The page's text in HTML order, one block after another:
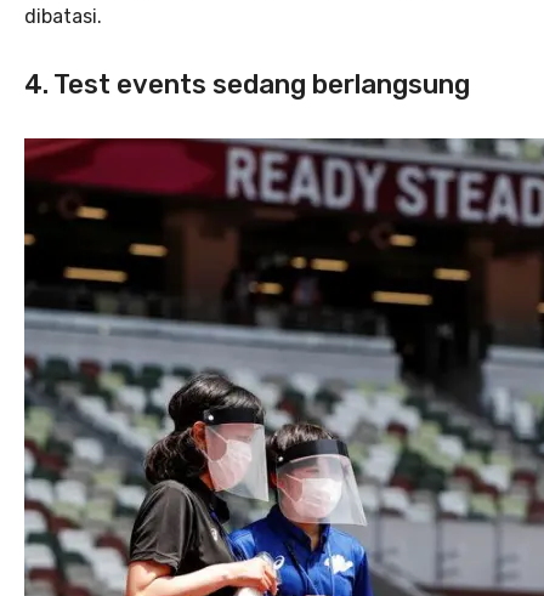
dibatasi.
4. Test events sedang berlangsung